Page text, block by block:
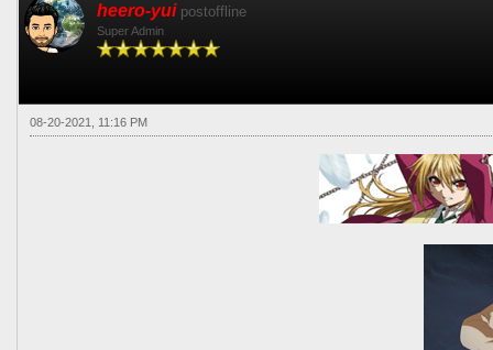
heero-yui postoffline
Super Admin
08-20-2021, 11:16 PM